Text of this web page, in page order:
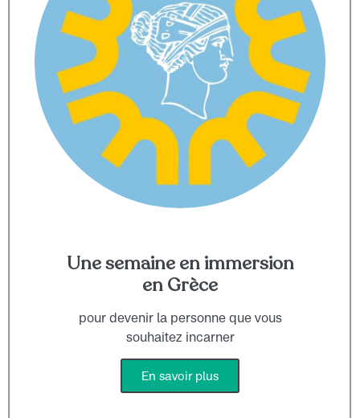
Une semaine en immersion
en Grèce
pour devenir la personne que vous
souhaitez incarner
En savoir plus